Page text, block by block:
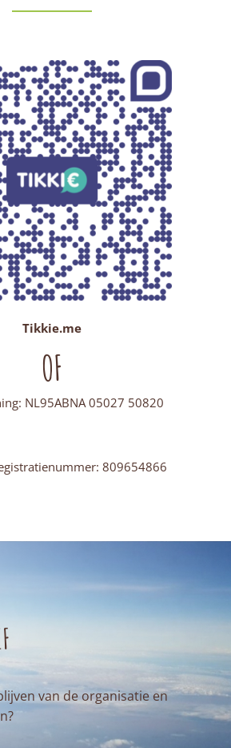
Tikkie.me
OF
NL95ABNA 05027 50820
809654866
van de organisatie en